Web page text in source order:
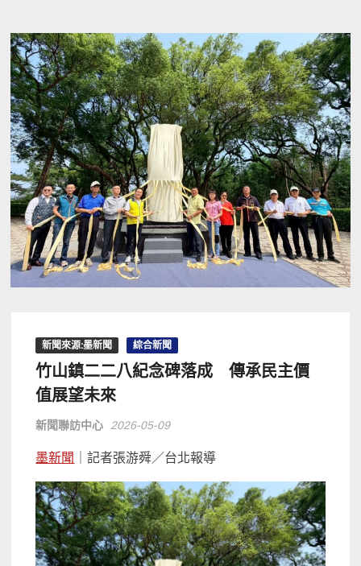
新聞來源:墨新聞 綜合新聞
竹山鎮二二八紀念碑落成 傳承民主價
值展望未來
新聞聯訪中心 2026-05-09
墨新聞 ｜記者張游舜／台北報導